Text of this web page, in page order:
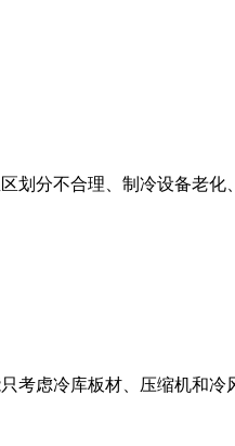
划分不合理、制冷设备老化
考虑冷库板材、压缩机和冷